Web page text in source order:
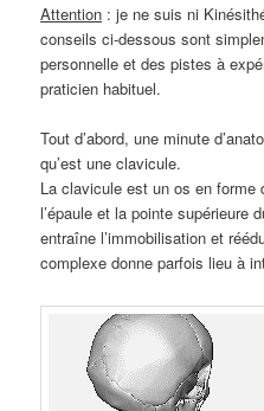
Attention : je ne suis ni
conseils ci-dessous sont
personnelle et des pistes à
praticien habituel.
Tout d’abord, une minute
qu’est une clavicule.
La clavicule est un os en forme
l’épaule et la pointe supérieure
entraîne l’immobilisation et
complexe donne parfois lieu à